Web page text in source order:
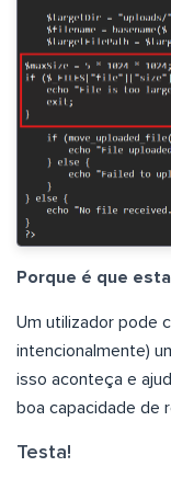
Porque é que
Um utilizador pode
intencionalmente)
isso aconteça e
boa capacidade de
Testa!